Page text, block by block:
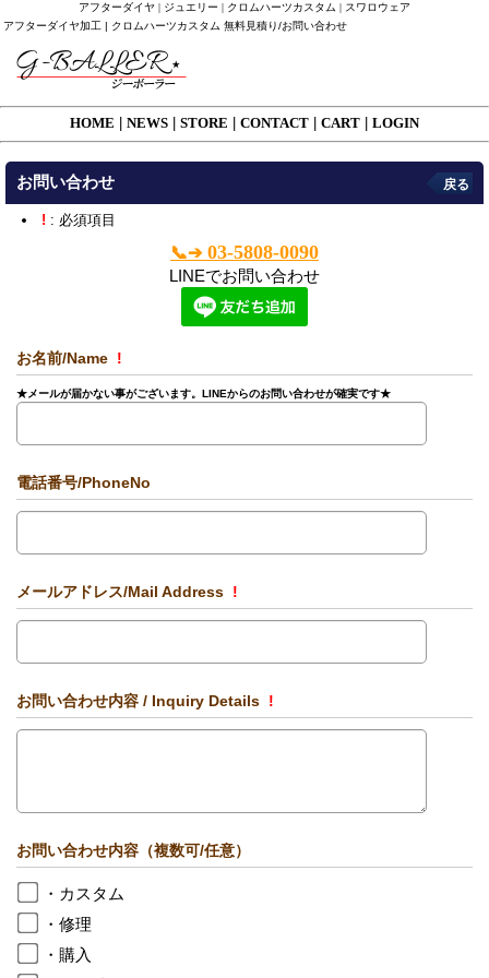
アフターダイヤ | ジュエリー | クロムハーツカスタム | スワロウェア
アフターダイヤ加工 | クロムハーツカスタム 無料見積り/お問い合わせ
HOME NEWS STORE CONTACT CART LOGIN
お問い合わせ 戻る
! : 必須項目
📞➔03-5808-0090
LINEでお問い合わせ
お名前/Name !
★メールが届かない事がございます。LINEからのお問い合わせが確実です★
電話番号/PhoneNo
メールアドレス/Mail Address !
お問い合わせ内容 / Inquiry Details !
お問い合わせ内容（複数可/任意）
・カスタム
・修理
・購入